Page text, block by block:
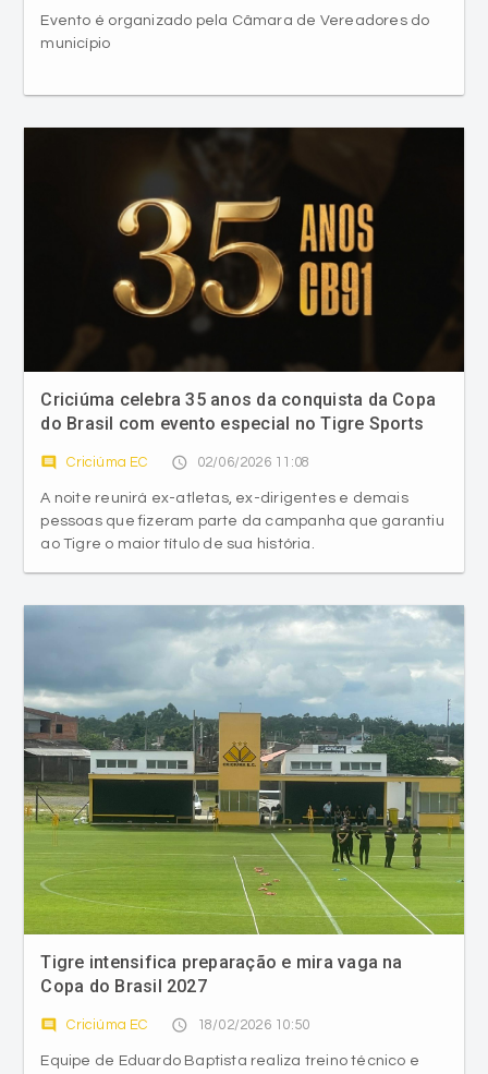
Evento é organizado pela Câmara de Vereadores do
município
Criciúma celebra 35 anos da conquista da Copa
do Brasil com evento especial no Tigre Sports
comment Criciúma EC access_time 02/06/2026 11:08
A noite reunirá ex-atletas, ex-dirigentes e demais
pessoas que fizeram parte da campanha que garantiu
ao Tigre o maior título de sua história.
Tigre intensifica preparação e mira vaga na
Copa do Brasil 2027
comment Criciúma EC access_time 18/02/2026 10:50
Equipe de Eduardo Baptista realiza treino técnico e